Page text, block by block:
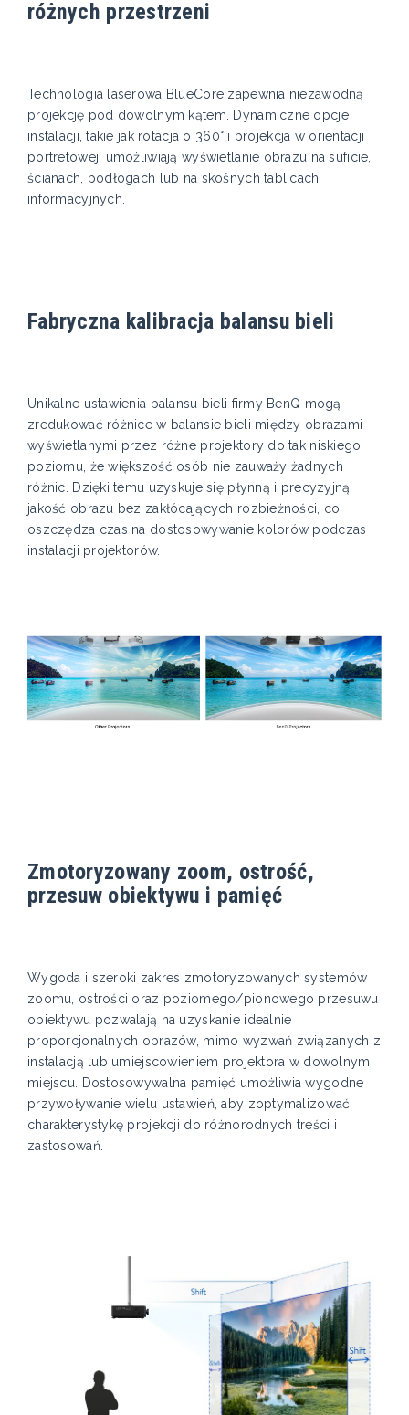
różnych przestrzeni
Technologia laserowa BlueCore zapewnia niezawodną
projekcję pod dowolnym kątem. Dynamiczne opcje
instalacji, takie jak rotacja o 360° i projekcja w orientacji
portretowej, umożliwiają wyświetlanie obrazu na suficie,
ścianach, podłogach lub na skośnych tablicach
informacyjnych.
Fabryczna kalibracja balansu bieli
Unikalne ustawienia balansu bieli firmy BenQ mogą
zredukować różnice w balansie bieli między obrazami
wyświetlanymi przez różne projektory do tak niskiego
poziomu, że większość osób nie zauważy żadnych
różnic. Dzięki temu uzyskuje się płynną i precyzyjną
jakość obrazu bez zakłócających rozbieżności, co
oszczędza czas na dostosowywanie kolorów podczas
instalacji projektorów.
Zmotoryzowany zoom, ostrość,
przesuw obiektywu i pamięć
Wygoda i szeroki zakres zmotoryzowanych systemów
zoomu, ostrości oraz poziomego/pionowego przesuwu
obiektywu pozwalają na uzyskanie idealnie
proporcjonalnych obrazów, mimo wyzwań związanych z
instalacją lub umiejscowieniem projektora w dowolnym
miejscu. Dostosowywalna pamięć umożliwia wygodne
przywoływanie wielu ustawień, aby zoptymalizować
charakterystykę projekcji do różnorodnych treści i
zastosowań.